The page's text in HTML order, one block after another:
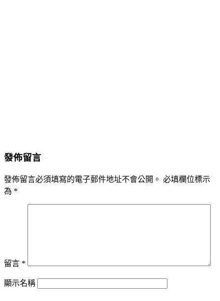
發佈留言
發佈留言必須填寫的電子郵件地址不會公開。 必填欄位標示
為 *
留言 *
顯示名稱